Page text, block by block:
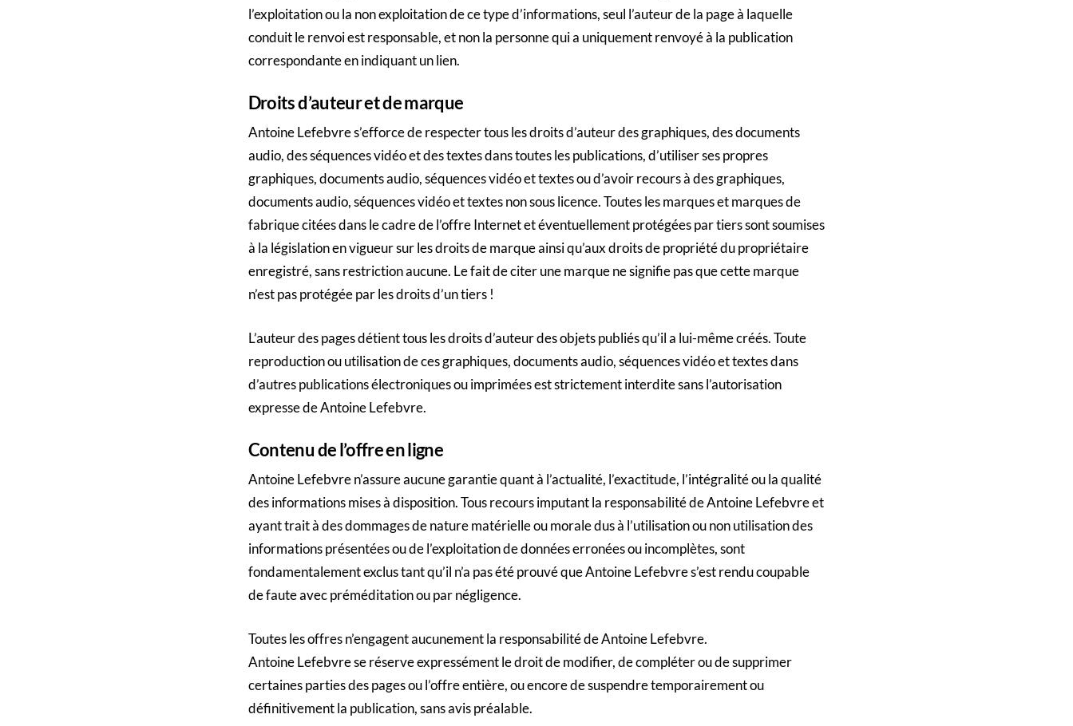
l’exploitation ou la non exploitation de ce type d’informations, seul l’auteur de la page à laquelle
conduit le renvoi est responsable, et non la personne qui a uniquement renvoyé à la publication
correspondante en indiquant un lien.
Droits d’auteur et de marque
Antoine Lefebvre s’efforce de respecter tous les droits d’auteur des graphiques, des documents
audio, des séquences vidéo et des textes dans toutes les publications, d’utiliser ses propres
graphiques, documents audio, séquences vidéo et textes ou d’avoir recours à des graphiques,
documents audio, séquences vidéo et textes non sous licence. Toutes les marques et marques de
fabrique citées dans le cadre de l’offre Internet et éventuellement protégées par tiers sont soumises
à la législation en vigueur sur les droits de marque ainsi qu’aux droits de propriété du propriétaire
enregistré, sans restriction aucune. Le fait de citer une marque ne signifie pas que cette marque
n’est pas protégée par les droits d’un tiers !
L’auteur des pages détient tous les droits d’auteur des objets publiés qu’il a lui-même créés. Toute
reproduction ou utilisation de ces graphiques, documents audio, séquences vidéo et textes dans
d’autres publications électroniques ou imprimées est strictement interdite sans l’autorisation
expresse de Antoine Lefebvre.
Contenu de l’offre en ligne
Antoine Lefebvre n’assure aucune garantie quant à l’actualité, l’exactitude, l’intégralité ou la qualité
des informations mises à disposition. Tous recours imputant la responsabilité de Antoine Lefebvre et
ayant trait à des dommages de nature matérielle ou morale dus à l’utilisation ou non utilisation des
informations présentées ou de l’exploitation de données erronées ou incomplètes, sont
fondamentalement exclus tant qu’il n’a pas été prouvé que Antoine Lefebvre s’est rendu coupable
de faute avec préméditation ou par négligence.
Toutes les offres n’engagent aucunement la responsabilité de Antoine Lefebvre.
Antoine Lefebvre se réserve expressément le droit de modifier, de compléter ou de supprimer
certaines parties des pages ou l’offre entière, ou encore de suspendre temporairement ou
définitivement la publication, sans avis préalable.